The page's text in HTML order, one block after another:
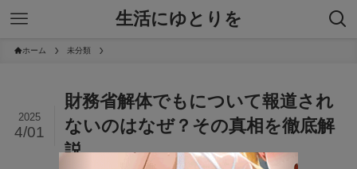
生活にゆとりを
ホーム 未分類
財務省解体でもについて報道され
ないのはなぜ？その真相を徹底解
説
2025
4/01